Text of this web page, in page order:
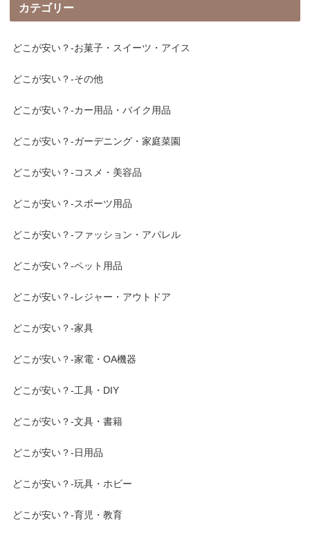
カテゴリー
どこが安い？-お菓子・スイーツ・アイス
どこが安い？-その他
どこが安い？-カー用品・バイク用品
どこが安い？-ガーデニング・家庭菜園
どこが安い？-コスメ・美容品
どこが安い？-スポーツ用品
どこが安い？-ファッション・アパレル
どこが安い？-ペット用品
どこが安い？-レジャー・アウトドア
どこが安い？-家具
どこが安い？-家電・OA機器
どこが安い？-工具・DIY
どこが安い？-文具・書籍
どこが安い？-日用品
どこが安い？-玩具・ホビー
どこが安い？-育児・教育